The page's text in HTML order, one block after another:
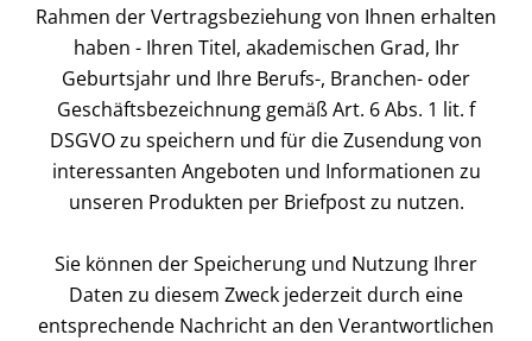
Rahmen der Vertragsbeziehung von Ihnen erhalten
haben - Ihren Titel, akademischen Grad, Ihr
Geburtsjahr und Ihre Berufs-, Branchen- oder
Geschäftsbezeichnung gemäß Art. 6 Abs. 1 lit. f
DSGVO zu speichern und für die Zusendung von
interessanten Angeboten und Informationen zu
unseren Produkten per Briefpost zu nutzen.
Sie können der Speicherung und Nutzung Ihrer
Daten zu diesem Zweck jederzeit durch eine
entsprechende Nachricht an den Verantwortlichen